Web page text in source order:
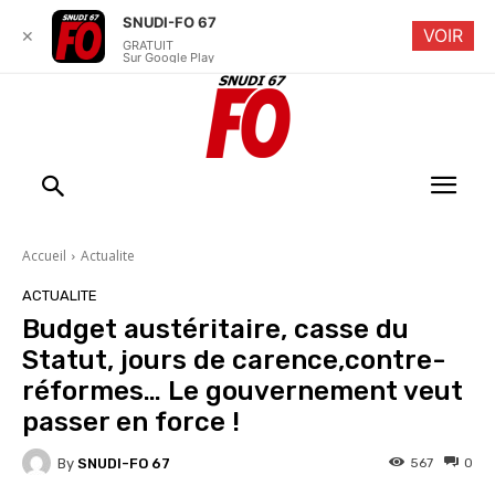
Accueil Actualite
ACTUALITE
Budget austéritaire, casse du
Statut, jours de carence,contre-
réformes… Le gouvernement veut
passer en force !
By SNUDI-FO 67 0
567
✕
SNUDI-FO 67
GRATUIT
Sur Google Play
VOIR